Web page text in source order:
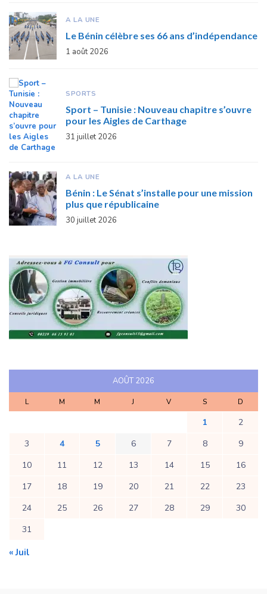
A LA UNE
Le Bénin célèbre ses 66 ans d’indépendance
1 août 2026
SPORTS
Sport – Tunisie : Nouveau chapitre s’ouvre
pour les Aigles de Carthage
31 juillet 2026
A LA UNE
Bénin : Le Sénat s’installe pour une mission
plus que républicaine
30 juillet 2026
AOÛT 2026
L M M J V S D
1
2
3
4 5 6 7 8
9
10
11 12 13 14 15
16
17
18 19 20 21 22
23
24
25 26 27 28 29
30
31
« Juil